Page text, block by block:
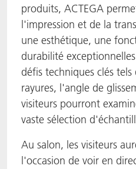
produits, ACTEGA
l'impression et de la
une esthétique, une
durabilité
défis techniques clés
rayures, l'angle de
visiteurs pourront
vaste sélection
Au salon, les visiteurs
l'occasion de voir en